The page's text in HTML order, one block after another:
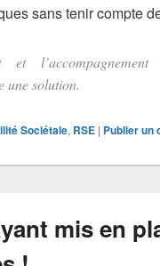
sans tenir compte
et l’accompagnement
une solution.
Sociétale, RSE | Publier un
mis en